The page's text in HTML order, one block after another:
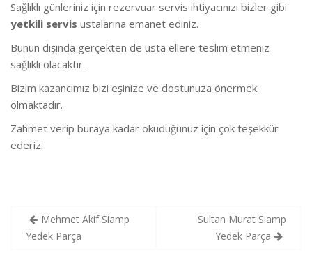
Sağlıklı günleriniz için rezervuar servis ihtiyacınızı bizler gibi
yetkili servis ustalarına emanet ediniz.
Bunun dışında gerçekten de usta ellere teslim etmeniz
sağlıklı olacaktır.
Bizim kazancımız bizi eşinize ve dostunuza önermek
olmaktadır.
Zahmet verip buraya kadar okuduğunuz için çok teşekkür
ederiz.
Yazı
gezinmesi
Mehmet Akif Siamp
Yedek Parça
Sultan Murat Siamp
Yedek Parça